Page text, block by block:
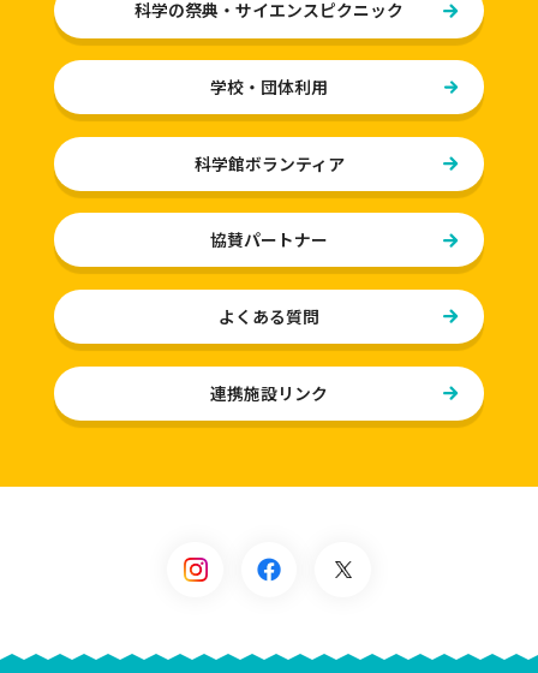
フロアガイド
10F おどろきゾーン
9F いきいきゾーン
8F ふれあいゾーン
学校・団体利用
学校・団体利用
学校等団体利用のご案内
学習支援プログラム
科学の祭典・サイエンスピクニック
学校・団体利用
科学館ボランティア
協賛パートナー
よくある質問
連携施設リンク